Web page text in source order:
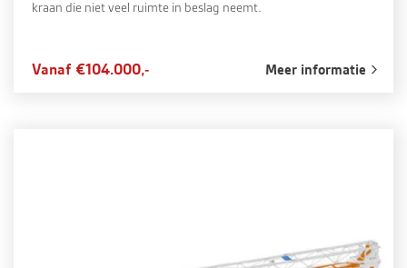
kraan die niet veel ruimte in beslag neemt.
Vanaf €104.000,- Meer informatie